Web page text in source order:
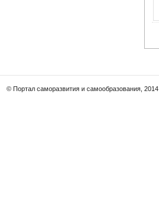
© Портал саморазвития и самообразования, 2014